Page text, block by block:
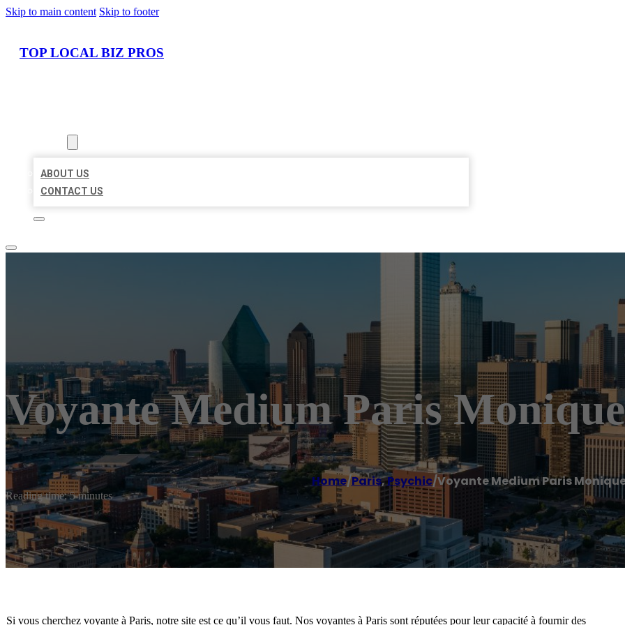
Skip to main content Skip to footer
TOP LOCAL BIZ PROS
ABOUT US
CONTACT US
Voyante Medium Paris Monique
Home/Paris,Psychic/Voyante Medium Paris
Reading time: 5 minutes
Si vous cherchez voyante à Paris, notre site est ce qu’il vous faut. Nos voyantes à Paris sont réputées pour leur capacité à fournir des